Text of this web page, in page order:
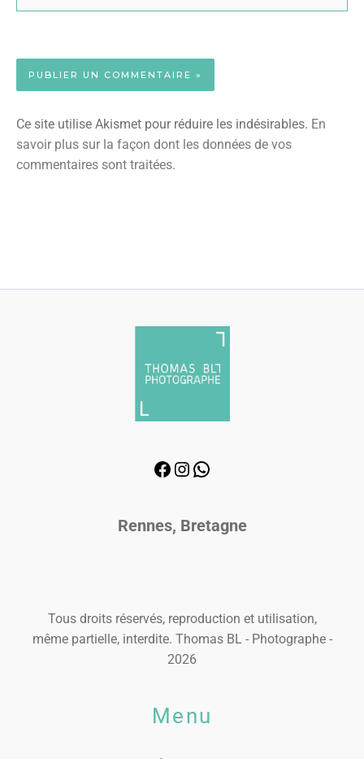
Ce site utilise Akismet pour réduire les indésirables. En
savoir plus sur la façon dont les données de vos
commentaires sont traitées.
Rennes, Bretagne
Tous droits réservés, reproduction et utilisation,
même partielle, interdite. Thomas BL - Photographe -
2026
Menu